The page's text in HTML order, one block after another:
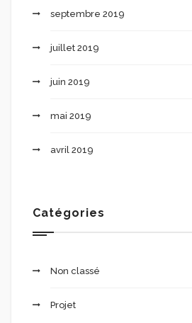
septembre 2019
juillet 2019
juin 2019
mai 2019
avril 2019
Catégories
Non classé
Projet